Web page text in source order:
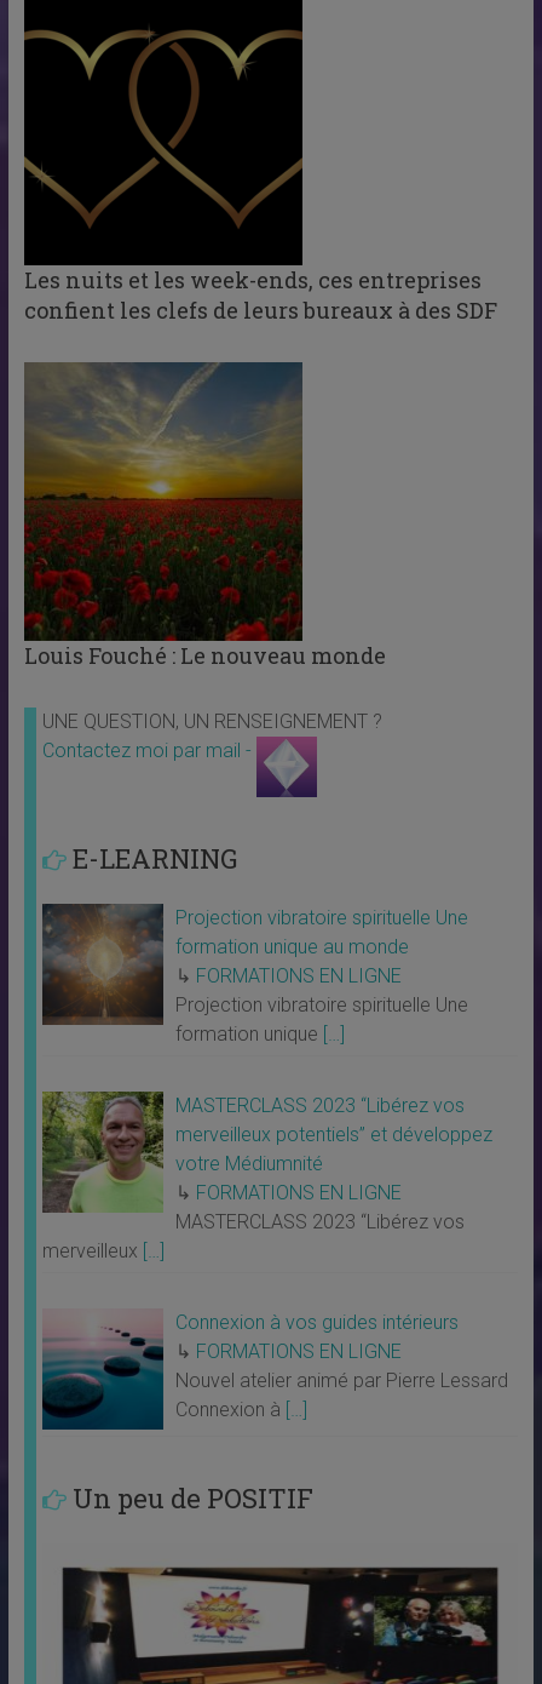
Les nuits et les week-ends, ces entreprises
confient les clefs de leurs bureaux à des SDF
Louis Fouché : Le nouveau monde
UNE QUESTION, UN RENSEIGNEMENT ?
Contactez moi par mail -
E-LEARNING
Projection vibratoire spirituelle Une
formation unique au monde
↳ FORMATIONS EN LIGNE
Projection vibratoire spirituelle Une
formation unique […]
MASTERCLASS 2023 “Libérez vos
merveilleux potentiels” et développez
votre Médiumnité
↳ FORMATIONS EN LIGNE
MASTERCLASS 2023 “Libérez vos
merveilleux […]
Connexion à vos guides intérieurs
↳ FORMATIONS EN LIGNE
Nouvel atelier animé par Pierre Lessard
Connexion à […]
Un peu de POSITIF